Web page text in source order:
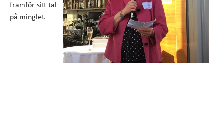
framför sitt tal
på minglet.